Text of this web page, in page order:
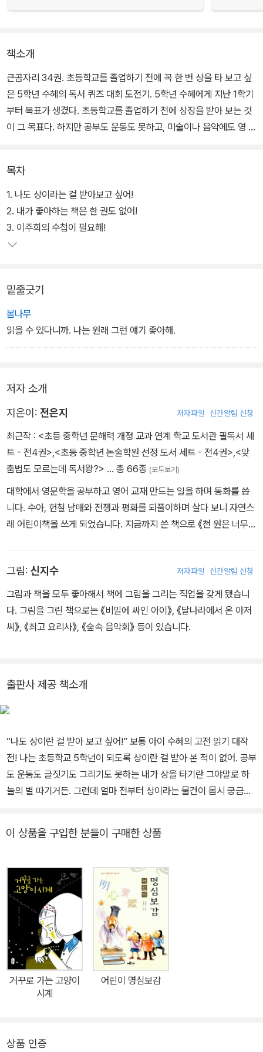
책소개
큰곰자리 34권. 초등학교를 졸업하기 전에 꼭 한 번 상을 타 보고 싶
은 5학년 수혜의 독서 퀴즈 대회 도전기. 5학년 수혜에게 지난 1학기
부터 목표가 생겼다. 초등학교를 졸업하기 전에 상장을 받아 보는 것
이 그 목표다. 하지만 공부도 운동도 못하고, 미술이나 음악에도 영 취
정 도서를 읽을 엄두가 나지 않아 그만 포기하고 말았다.
그런데 2학기 선정 도서 여섯 권도 제목을 보아하니 하나같이 ‘구리
기’ 이를 데 없다. 여섯 권 모두 이야기책이라는 게 그나마 위안이라면
위안이랄까. 수혜는 설마 이야기책 두 권도 못 읽겠냐며 <걸리버 여
가득했다. 사실은 어린이를 대상으로 한 책이 아닌 걸 수혜가 몰랐던
탓이다.
분노와 절망에 사로잡힌 수혜는 하는 수 없이 꼼수를 쓰기로 한다. 친
구 주희가 책을 읽고 요점 정리를 해 놓은 수첩을 빌려 달달 외우기로
있을까?
목차
1. 나도 상이라는 걸 받아보고 싶어!
2. 내가 좋아하는 책은 한 권도 없어!
3. 이주희의 수첩이 필요해!
밑줄긋기
봄나무
읽을 수 있다니까. 나는 원래 그런 얘기 좋아해.
저자 소개
지은이: 전은지 저자파일 신간알림 신청
최근작 : <초등 중학년 문해력 개정 교과 연계 학교 도서관 필독서 세
트 - 전4권>,<초등 중학년 논술학원 선정 도서 세트 - 전4권>,<맞
춤법도 모르는데 독서왕?> … 총 66종 (모두보기)
대학에서 영문학을 공부하고 영어 교재 만드는 일을 하며 동화를 씁
니다. 수아, 헌철 남매와 전쟁과 평화를 되풀이하며 살다 보니 자연스
레 어린이책을 쓰게 되었습니다. 지금까지 쓴 책으로 《천 원은 너무
학년 5반 불평쟁이들》 들이 있습니다.
그림: 신지수 저자파일 신간알림 신청
그림과 책을 모두 좋아해서 책에 그림을 그리는 직업을 갖게 됐습니
다. 그림을 그린 책으로는 《비밀에 싸인 아이》, 《달나라에서 온 아저
씨》, 《최고 요리사》, 《숲속 음악회》 등이 있습니다.
출판사 제공 책소개
“나도 상이란 걸 받아 보고 싶어!” 보통 아이 수혜의 고전 읽기 대작
전! 나는 초등학교 5학년이 되도록 상이란 걸 받아 본 적이 없어. 공부
도 운동도 글짓기도 그리기도 못하는 내가 상을 타기란 그야말로 하
늘의 별 따기거든. 그런데 얼마 전부터 상이라는 물건이 몹시 궁금해
수 있을까? 5학년 수혜에게 지난 1학기부터 목표가 생겼습니다. 초등
자리에 두른 금박이 진짜인지 아닌지, 손톱으로 긁으면 벗겨지는지
아닌지 확인해 보고 싶어서라는데, 그럴 리가 있나요. 부모님께 칭찬
도 받고 싶고, 친구들 앞에서 으스대고도 싶은 것이지요. 하지만 공부
도 운동도 못하고, 미술이나 음악에도 영 취미가 없는 수혜가 상을 타
기란 하늘의 별 따기나 다름없습니다. 그나마 희망을 걸어 볼 곳이라
고는 독서 퀴즈 대회뿐인데, 지난 1학기 때는 선정 도서를 읽을 엄두
가 나지 않아 그만 포기하고 말았지요. 조선 왕조 5백 년 역사를 한 권
으로 꼼꼼하게 읽고, 몇 천 년 세계사를 한 권으로 깔끔하게 끝낸다는
니 하나같이 ‘구리기’ 이를 데 없습니다. 여섯 권 모두 이야기책이라는
이 상품을 구입한 분들이 구매한 상품
거꾸로 가는 고양이
시계
어린이 명심보감
상품 인증